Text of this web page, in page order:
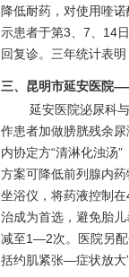
降低耐药，对使用喹
示患者于第3、7、14
回复诊。三年统计表
三、昆明市延安医院
延安医院泌尿科
作患者加做膀胱残余
内协定方“清淋化浊汤
方案可降低前列腺内
坐浴仪，将药液控制
治成为首选，避免胎
减至1—2次。医院另
括约肌紧张—症状放大”